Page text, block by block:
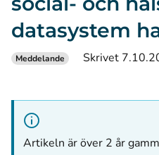
datasystem
Meddelande Skrivet
Artikeln är över 2 år